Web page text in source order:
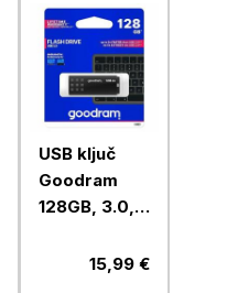
USB ključ
Goodram
128GB, 3.0,
1280K0R11
15,99 €